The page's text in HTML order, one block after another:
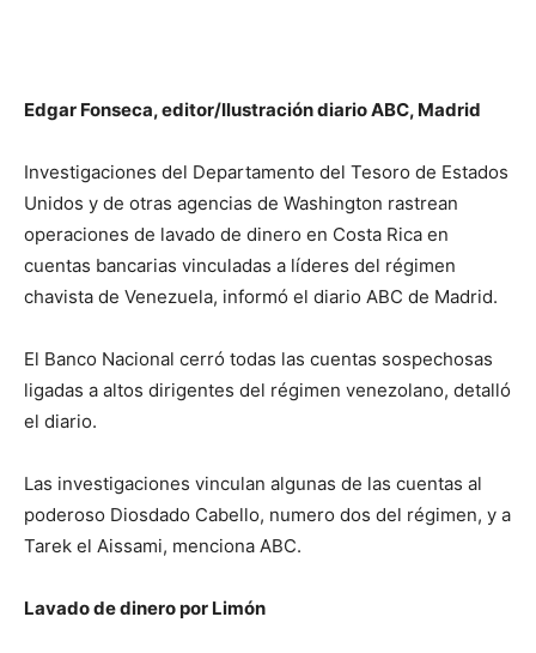
Edgar Fonseca, editor/Ilustración diario ABC, Madrid
Investigaciones del Departamento del Tesoro de Estados
Unidos y de otras agencias de Washington rastrean
operaciones de lavado de dinero en Costa Rica en
cuentas bancarias vinculadas a líderes del régimen
chavista de Venezuela, informó el diario ABC de Madrid.
El Banco Nacional cerró todas las cuentas sospechosas
ligadas a altos dirigentes del régimen venezolano, detalló
el diario.
Las investigaciones vinculan algunas de las cuentas al
poderoso Diosdado Cabello, numero dos del régimen, y a
Tarek el Aissami, menciona ABC.
Lavado de dinero por Limón